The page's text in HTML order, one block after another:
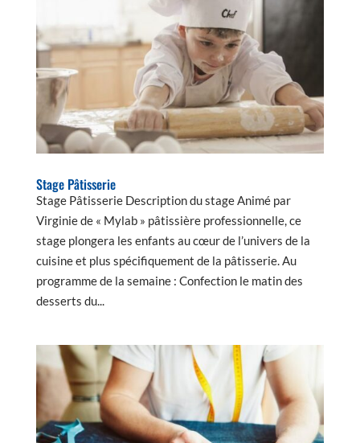
Stage Pâtisserie
Stage Pâtisserie Description du stage Animé par
Virginie de « Mylab » pâtissière professionnelle, ce
stage plongera les enfants au cœur de l’univers de la
cuisine et plus spécifiquement de la pâtisserie. Au
programme de la semaine : Confection le matin des
desserts du...